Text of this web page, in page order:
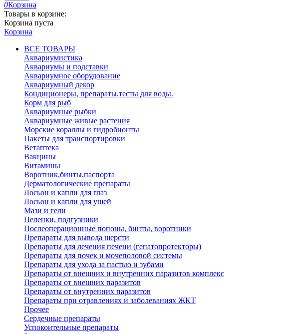
0Корзина
Товары в корзине:
Корзина пуста
Корзина
ВСЕ ТОВАРЫ
Аквариумистика
Аквариумы и подставки
Аквариумное оборудование
Аквариумный декор
Кондиционеры, препараты,тесты для воды.
Корм для рыб
Аквариумные рыбки
Аквариумные живые растения
Морские кораллы и гидробионты
Пакеты для транспортировки
Ветаптека
Вакцины
Витамины
Воротник,бинты,паспорта
Дерматологические препараты
Лосьон и капли для глаз
Лосьон и капли для ушей
Мази и гели
Пеленки, подгузники
Послеоперационные попоны, бинты, воротники
Препараты для вывода шерсти
Препараты для лечения печени (гепатопротекторы)
Препараты для почек и мочеполовой системы
Препараты для ухода за пастью и зубами
Препараты от внешних и внутренних паразитов комплекс
Препараты от внешних паразитов
Препараты от внутренних паразитов
Препараты при отравлениях и заболеваниях ЖКТ
Прочее
Сердечные препараты
Успокоительные препараты